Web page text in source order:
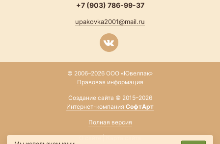
+7 (903) 786-99-37
upakovka2001@mail.ru
© 2006–2026 ООО «Ювелпак»
Правовая информация
Создание сайта © 2015–2026
Интернет-компания СофтАрт
Полная версия
О сайте|Карта сайта